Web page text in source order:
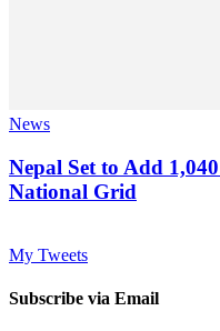
News
Nepal Set to Add
National Grid
My Tweets
Subscribe via Email